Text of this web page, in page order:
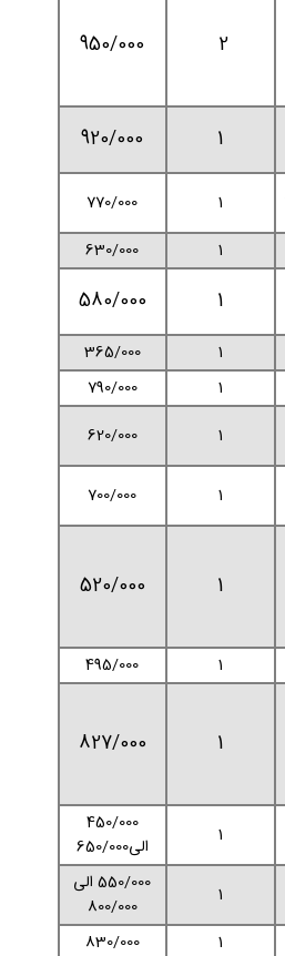
2
950/000
1
920/000
1
770/000
1
630/000
1
580/000
1
365/000
1
790/000
1
620/000
1
700/000
1
520/000
1
495/000
1
827/000
1
450/000
الی650/000
1
550/000 الی
800/000
1
830/000